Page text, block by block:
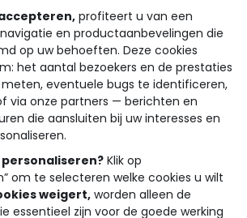
profiteert u van een
en productaanbevelingen die
op uw behoeften. Deze cookies
het aantal bezoekers en de prestaties
eventuele bugs te identificeren,
via onze partners — berichten en
die aansluiten bij uw interesses en
personaliseren? Klik op
om te selecteren welke cookies u wilt
weigert, worden alleen de
essentieel zijn voor de goede werking